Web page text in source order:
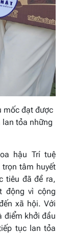
mốc đạt được
lan tỏa những
hậu Trí tuệ
tâm huyết
tiêu đã đề ra,
động vì cộng
xã hội. Với
điểm khởi đầu
tục lan tỏa